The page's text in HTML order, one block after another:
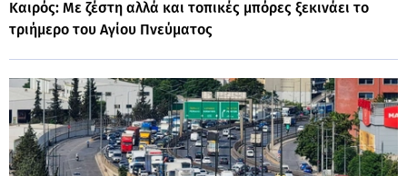
Καιρός: Με ζέστη αλλά και τοπικές μπόρες ξεκινάει το
τριήμερο του Αγίου Πνεύματος